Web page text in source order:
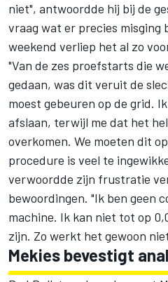
niet", antwoordde hij bij de
vraag wat er precies misging
weekend verliep het al zo
"Van de zes proefstarts die
gedaan, was dit veruit de
moest gebeuren op de grid.
afslaan, terwijl me dat het
overkomen. We moeten dit
procedure is veel te
verwoordde zijn frustratie
bewoordingen. "Ik ben geen
machine. Ik kan niet tot op
zijn. Zo werkt het gewoon
Mekies bevestigt